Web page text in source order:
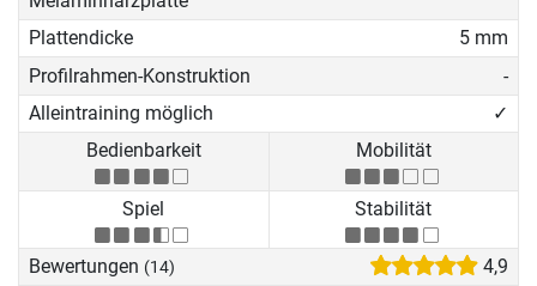
Plattendicke
5 mm
Profilrahmen-Konstruktion
-
Alleintraining möglich
✓
Bedienbarkeit
Mobilität
Spiel Stabilität
Bewertungen (14) 4,9